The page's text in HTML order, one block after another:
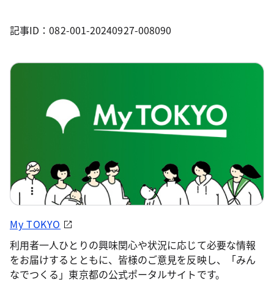
記事ID：082-001-20240927-008090
My TOKYO
利用者一人ひとりの興味関心や状況に応じて必要な情報
をお届けするとともに、皆様のご意見を反映し、「みん
なでつくる」東京都の公式ポータルサイトです。